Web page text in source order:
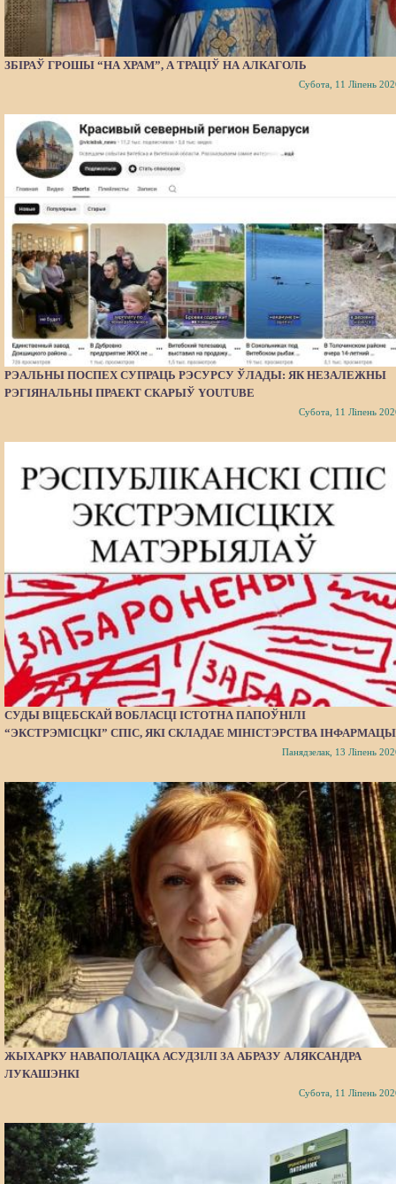
ЗБІРАЎ ГРОШЫ “НА ХРАМ”, А ТРАЦІЎ НА АЛКАГОЛЬ
Субота, 11 Ліпень
РЭАЛЬНЫ ПОСПЕХ СУПРАЦЬ РЭСУРСУ ЎЛАДЫ: ЯК НЕЗАЛЕЖНЫ
РЭГІЯНАЛЬНЫ ПРАЕКТ СКАРЫЎ YOUTUBE
Субота, 11 Ліпень
СУДЫ ВІЦЕБСКАЙ ВОБЛАСЦІ ІСТОТНА ПАПОЎНІЛІ
“ЭКСТРЭМІСЦКІ” СПІС, ЯКІ СКЛАДАЕ МІНІСТЭРСТВА
Панядзелак, 13 Ліпень
ЖЫХАРКУ НАВАПОЛАЦКА АСУДЗІЛІ ЗА АБРАЗУ АЛЯКСАНДРА
ЛУКАШЭНКІ
Субота, 11 Ліпень